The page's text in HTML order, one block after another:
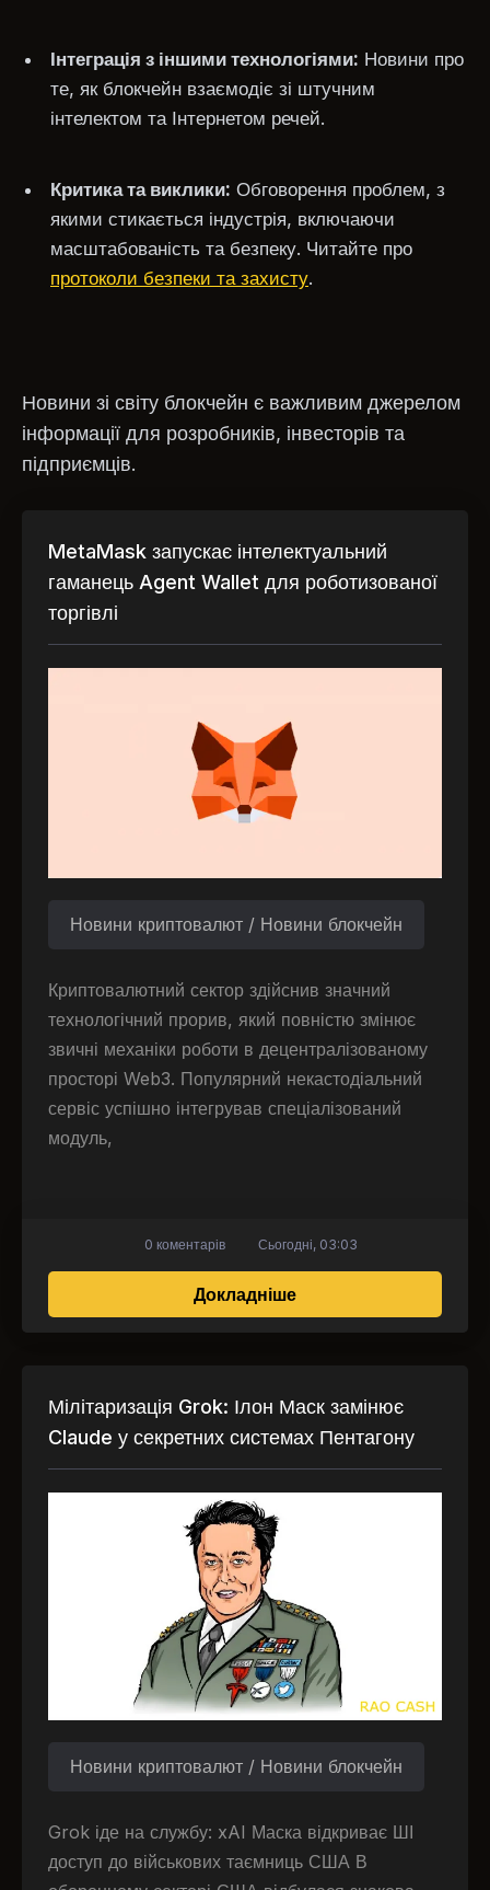
Інтеграція з іншими технологіями: Новини про
те, як блокчейн взаємодіє зі штучним
інтелектом та Інтернетом речей.
Критика та виклики: Обговорення проблем, з
якими стикається індустрія, включаючи
масштабованість та безпеку. Читайте про
протоколи безпеки та захисту.
Новини зі світу блокчейн є важливим джерелом
інформації для розробників, інвесторів та
підприємців.
MetaMask запускає інтелектуальний
гаманець Agent Wallet для роботизованої
торгівлі
Новини криптовалют / Новини блокчейн
Криптовалютний сектор здійснив значний
технологічний прорив, який повністю змінює
звичні механіки роботи в децентралізованому
просторі Web3. Популярний некастодіальний
сервіс успішно інтегрував спеціалізований
модуль,
Докладнішепро MetaMask
0 коментарів Сьогодні, 03:03
Мілітаризація Grok: Ілон Маск замінює
Claude у секретних системах Пентагону
Новини криптовалют / Новини блокчейн
Grok іде на службу: xAI Маска відкриває ШІ
доступ до військових таємниць США В